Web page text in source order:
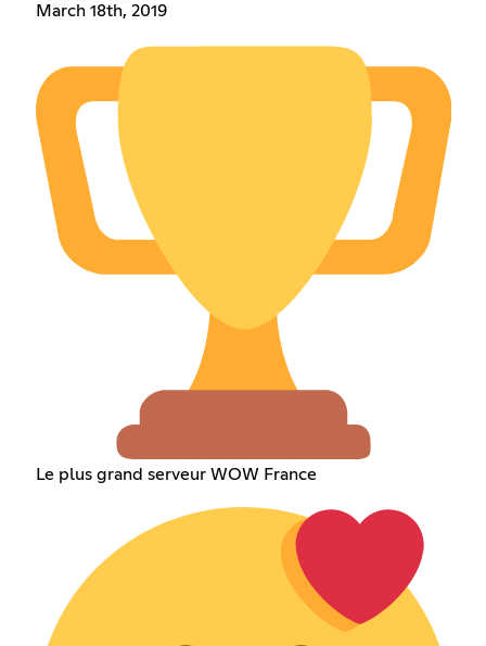
March 18th, 2019
Le plus grand serveur WOW France